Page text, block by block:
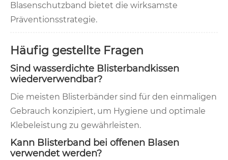
Blasenschutzband bietet die wirksamste
Präventionsstrategie.
Häufig gestellte Fragen
Sind wasserdichte Blisterbandkissen
wiederverwendbar?
Die meisten Blisterbänder sind für den einmaligen
Gebrauch konzipiert, um Hygiene und optimale
Klebeleistung zu gewährleisten.
Kann Blisterband bei offenen Blasen
verwendet werden?